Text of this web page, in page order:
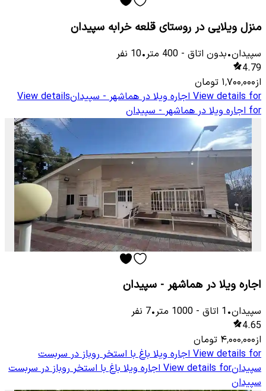
منزل ویلایی در روستای قلعه خرابه سپیدان
سپیدان•بدون اتاق -
400 متر•
10 نفر
4.79
از۱٬۷۰۰٬۰۰۰ تومان
View details for اجاره ویلا در هماشهر - سپیدانView details
for اجاره ویلا در هماشهر - سپیدان
اجاره ویلا در هماشهر - سپیدان
سپیدان•
1 اتاق -
1000 متر•
7 نفر
4.65
از۴٬۰۰۰٬۰۰۰ تومان
View details for اجاره ویلا باغ با استخر روباز در سربست
سپیدانView details for اجاره ویلا باغ با استخر روباز در سربست
سپیدان